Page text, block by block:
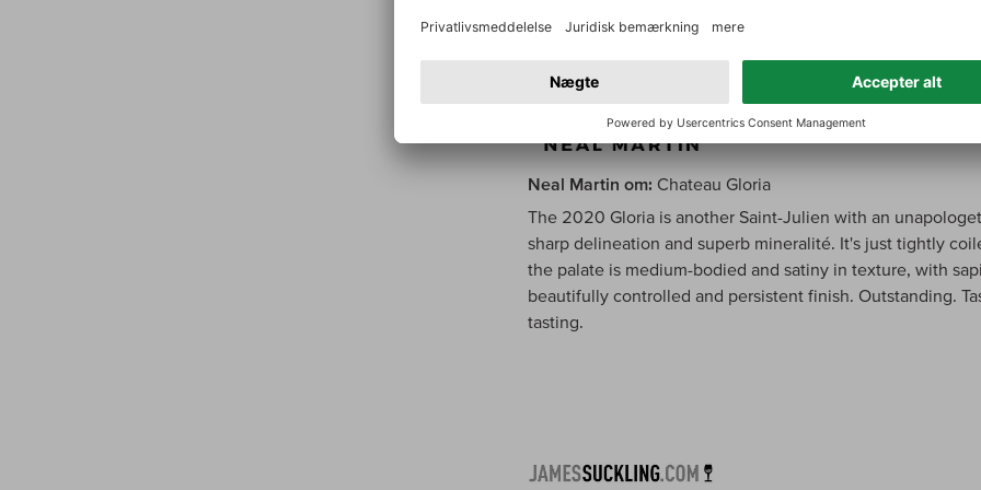
Neal Martin om: Chateau Gloria
The 2020 Gloria is another Saint-Julien with an
sharp delineation and superb mineralité. It's just tightly
the palate is medium-bodied and satiny in texture, with
beautifully controlled and persistent finish. Outstanding.
tasting.